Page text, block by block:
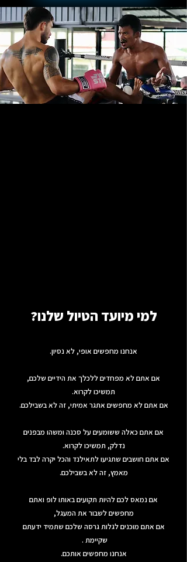
למי מיועד הטיול שלנו?
אנחנו מחפשים אופי, לא נסיון.
אם אתם לא מפחדים ללכלך את הידיים שלכם,
תמשיכו לקרוא.
אם אתם לא מחפשים אתגר אמיתי, זה לא בשבילכם.
אם אתם כאלה ששומעים על סכנה ומשהו מבפנים
נדלק, תמשיכו לקרוא.
אם אתם חושבים שתגיעו לתאילנד והכל יקרה לבד בלי
מאמץ, זה לא בשבילכם.
אם נמאס לכם להיות תקועים באותו לופ ואתם
מחפשים לשבור את המעגל,
אם אתם מוכנים לגלות גרסה שלכם שתמיד ידעתם
שקיימת .
אנחנו מחפשים אותכם.